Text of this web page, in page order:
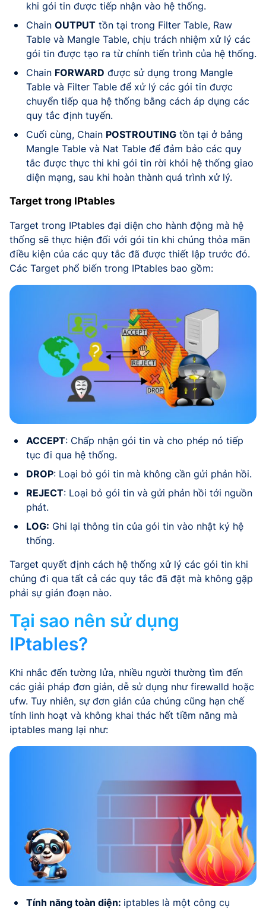
khi gói tin được tiếp nhận vào hệ thống.
Chain OUTPUT tồn tại trong Filter Table, Raw
Table và Mangle Table, chịu trách nhiệm xử lý các
gói tin được tạo ra từ chính tiến trình của hệ thống.
Chain FORWARD được sử dụng trong Mangle
Table và Filter Table để xử lý các gói tin được
chuyển tiếp qua hệ thống bằng cách áp dụng các
quy tắc định tuyến.
Cuối cùng, Chain POSTROUTING tồn tại ở bảng
Mangle Table và Nat Table để đảm bảo các quy
tắc được thực thi khi gói tin rời khỏi hệ thống giao
diện mạng, sau khi hoàn thành quá trình xử lý.
Target trong IPtables
Target trong IPtables đại diện cho hành động mà hệ
thống sẽ thực hiện đối với gói tin khi chúng thỏa mãn
điều kiện của các quy tắc đã được thiết lập trước đó.
Các Target phổ biến trong IPtables bao gồm:
ACCEPT: Chấp nhận gói tin và cho phép nó tiếp
tục đi qua hệ thống.
DROP: Loại bỏ gói tin mà không cần gửi phản hồi.
REJECT: Loại bỏ gói tin và gửi phản hồi tới nguồn
phát.
LOG: Ghi lại thông tin của gói tin vào nhật ký hệ
thống.
Target quyết định cách hệ thống xử lý các gói tin khi
chúng đi qua tất cả các quy tắc đã đặt mà không gặp
phải sự gián đoạn nào.
Tại sao nên sử dụng
IPtables?
Khi nhắc đến tường lửa, nhiều người thường tìm đến
các giải pháp đơn giản, dễ sử dụng như firewalld hoặc
ufw. Tuy nhiên, sự đơn giản của chúng cũng hạn chế
tính linh hoạt và không khai thác hết tiềm năng mà
iptables mang lại như:
Tính năng toàn diện: iptables là một công cụ